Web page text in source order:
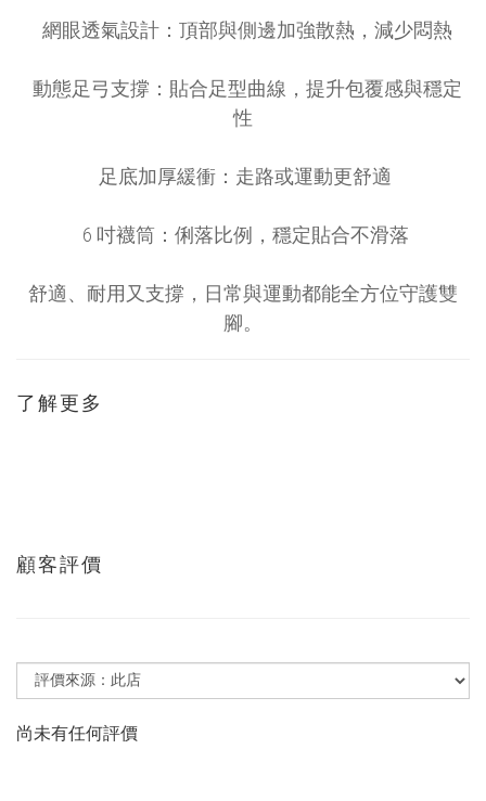
網眼透氣設計：頂部與側邊加強散熱，減少悶熱
動態足弓支撐：貼合足型曲線，提升包覆感與穩定
性
足底加厚緩衝：走路或運動更舒適
6 吋襪筒：俐落比例，穩定貼合不滑落
舒適、耐用又支撐，日常與運動都能全方位守護雙
腳。
了解更多
顧客評價
尚未有任何評價